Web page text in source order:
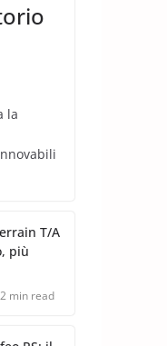
la
T/A
più
2 min read